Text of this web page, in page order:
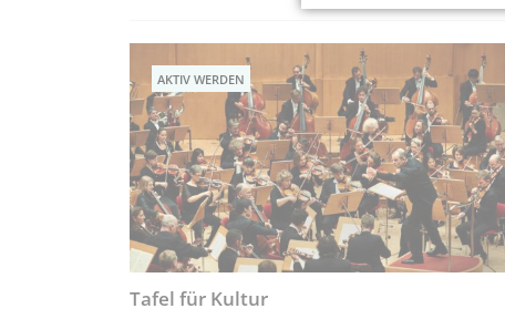
AKTIV WERDEN
Tafel für Kultur